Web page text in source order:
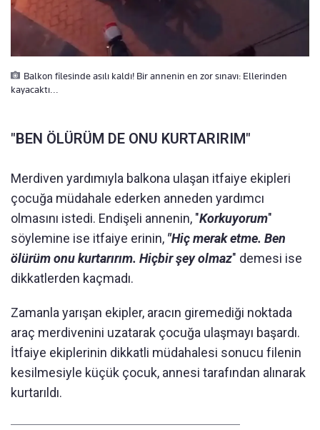
Balkon filesinde asılı kaldı! Bir annenin en zor sınavı: Ellerinden
kayacaktı...
"BEN ÖLÜRÜM DE ONU KURTARIRIM"
Merdiven yardımıyla balkona ulaşan itfaiye ekipleri
çocuğa müdahale ederken anneden yardımcı
olmasını istedi. Endişeli annenin, "Korkuyorum"
söylemine ise itfaiye erinin, "Hiç merak etme. Ben
ölürüm onu kurtarırım. Hiçbir şey olmaz" demesi ise
dikkatlerden kaçmadı.
Zamanla yarışan ekipler, aracın giremediği noktada
araç merdivenini uzatarak çocuğa ulaşmayı başardı.
İtfaiye ekiplerinin dikkatli müdahalesi sonucu filenin
kesilmesiyle küçük çocuk, annesi tarafından alınarak
kurtarıldı.